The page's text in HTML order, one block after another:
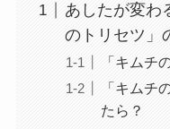
あしたが変わ
のトリセツ」
「キムチ
「キムチ
たら？